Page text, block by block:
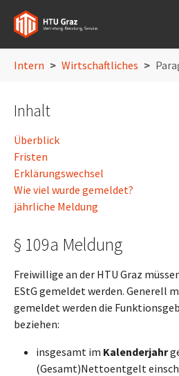
Intern Wirtschaftliches
Inhalt
Überblick
Fristen
Erklärungswechsel
Wie viel wurde gemeldet?
jährliche Meldung
§ 109a Meldung
Freiwillige an der HTU Graz
EStG gemeldet werden. Generell
gemeldet werden die
beziehen:
insgesamt im Kalenderjahr
(Gesamt)Nettoentgelt